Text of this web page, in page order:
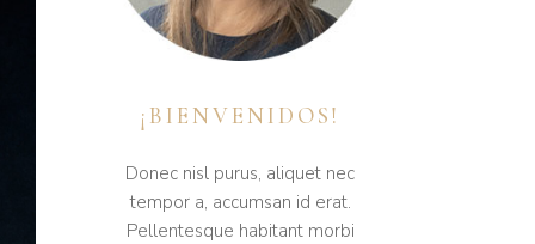
¡BIENVENIDOS!
Donec nisl purus, aliquet nec
tempor a, accumsan id erat.
Pellentesque habitant morbi